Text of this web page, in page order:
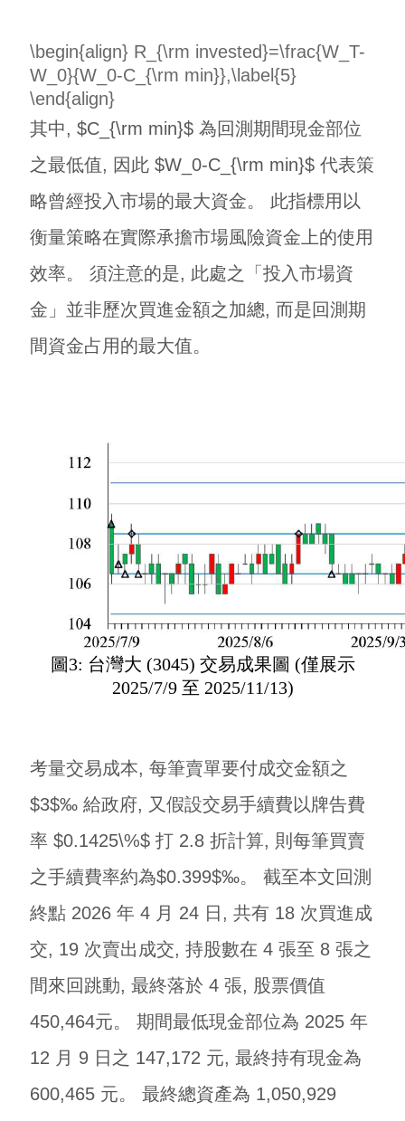
\begin{align} R_{\rm invested}=\frac{W_T-
W_0}{W_0-C_{\rm min}},\label{5}
\end{align}
其中, $C_{\rm min}$ 為回測期間現金部位
之最低值, 因此 $W_0-C_{\rm min}$ 代表策
略曾經投入市場的最大資金。 此指標用以
衡量策略在實際承擔市場風險資金上的使用
效率。 須注意的是, 此處之「投入市場資
金」並非歷次買進金額之加總, 而是回測期
間資金占用的最大值。
圖3: 台灣大 (3045) 交易成果圖 (僅展示
2025/7/9 至 2025/11/13)
考量交易成本, 每筆賣單要付成交金額之
$3$‰ 給政府, 又假設交易手續費以牌告費
率 $0.1425\%$ 打 2.8 折計算, 則每筆買賣
之手續費率約為$0.399$‰。 截至本文回測
終點 2026 年 4 月 24 日, 共有 18 次買進成
交, 19 次賣出成交, 持股數在 4 張至 8 張之
間來回跳動, 最終落於 4 張, 股票價值
450,464元。 期間最低現金部位為 2025 年
12 月 9 日之 147,172 元, 最終持有現金為
600,465 元。 最終總資產為 1,050,929